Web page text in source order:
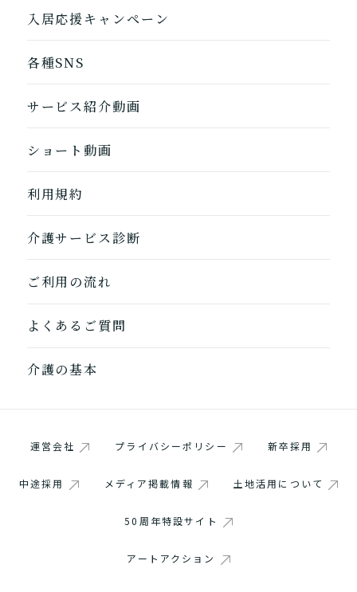
入居応援キャンペーン
各種SNS
サービス紹介動画
ショート動画
利用規約
介護サービス診断
ご利用の流れ
よくあるご質問
介護の基本
運営会社 プライバシーポリシー 新卒採用
中途採用 メディア掲載情報 土地活用について
50周年特設サイト
アートアクション